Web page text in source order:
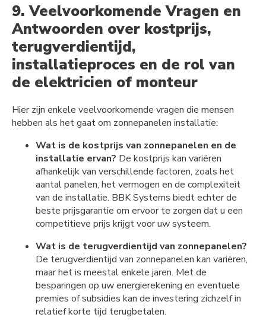
9. Veelvoorkomende Vragen en
Antwoorden over kostprijs,
terugverdientijd,
installatieproces en de rol van
de elektricien of monteur
Hier zijn enkele veelvoorkomende vragen die mensen
hebben als het gaat om zonnepanelen installatie:
Wat is de kostprijs van zonnepanelen en de
installatie ervan? De kostprijs kan variëren
afhankelijk van verschillende factoren, zoals het
aantal panelen, het vermogen en de complexiteit
van de installatie. BBK Systems biedt echter de
beste prijsgarantie om ervoor te zorgen dat u een
competitieve prijs krijgt voor uw systeem.
Wat is de terugverdientijd van zonnepanelen?
De terugverdientijd van zonnepanelen kan variëren,
maar het is meestal enkele jaren. Met de
besparingen op uw energierekening en eventuele
premies of subsidies kan de investering zichzelf in
relatief korte tijd terugbetalen.